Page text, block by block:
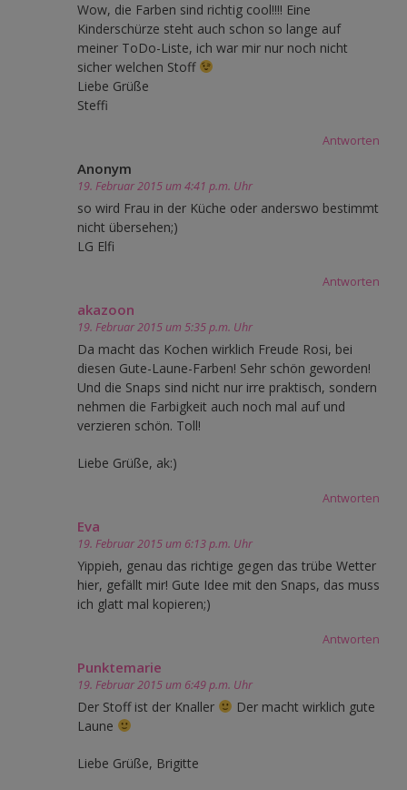
Wow, die Farben sind richtig cool!!!! Eine
Kinderschürze steht auch schon so lange auf
meiner ToDo-Liste, ich war mir nur noch nicht
sicher welchen Stoff
Liebe Grüße
Steffi
Antworten
Anonym
19. Februar 2015 um 4:41 p.m. Uhr
so wird Frau in der Küche oder anderswo bestimmt
nicht übersehen;)
LG Elfi
Antworten
akazoon
19. Februar 2015 um 5:35 p.m. Uhr
Da macht das Kochen wirklich Freude Rosi, bei
diesen Gute-Laune-Farben! Sehr schön geworden!
Und die Snaps sind nicht nur irre praktisch, sondern
nehmen die Farbigkeit auch noch mal auf und
verzieren schön. Toll!
Liebe Grüße, ak:)
Antworten
Eva
19. Februar 2015 um 6:13 p.m. Uhr
Yippieh, genau das richtige gegen das trübe Wetter
hier, gefällt mir! Gute Idee mit den Snaps, das muss
ich glatt mal kopieren;)
Antworten
Punktemarie
19. Februar 2015 um 6:49 p.m. Uhr
Der Stoff ist der Knaller
Der macht wirklich gute
Laune
Liebe Grüße, Brigitte